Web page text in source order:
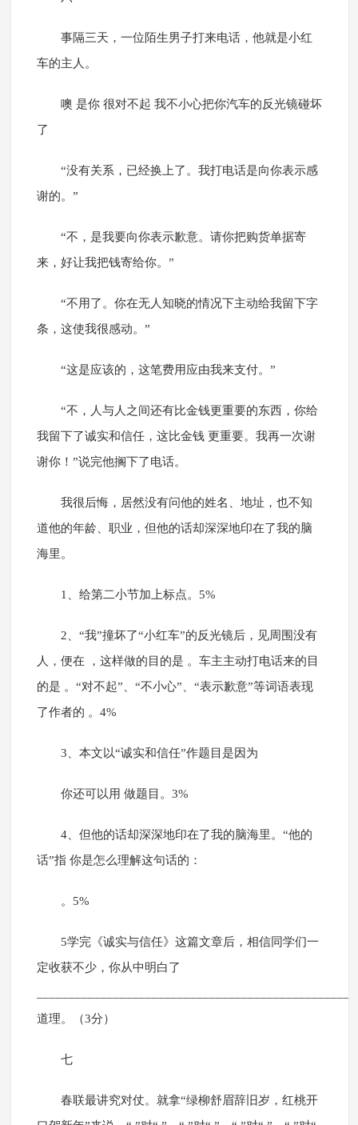
事隔三天，一位陌生男子打来电话，他就是小红
车的主人。
噢 是你 很对不起 我不小心把你汽车的反光镜碰坏
了
“没有关系，已经换上了。我打电话是向你表示感
谢的。”
“不，是我要向你表示歉意。请你把购货单据寄
来，好让我把钱寄给你。”
“不用了。你在无人知晓的情况下主动给我留下字
条，这使我很感动。”
“这是应该的，这笔费用应由我来支付。”
“不，人与人之间还有比金钱更重要的东西，你给
我留下了诚实和信任，这比金钱 更重要。我再一次谢
谢你！”说完他搁下了电话。
我很后悔，居然没有问他的姓名、地址，也不知
道他的年龄、职业，但他的话却深深地印在了我的脑
海里。
1、给第二小节加上标点。5%
2、“我”撞坏了“小红车”的反光镜后，见周围没有
人，便在 ，这样做的目的是 。车主主动打电话来的目
的是 。“对不起”、“不小心”、“表示歉意”等词语表现
了作者的 。4%
3、本文以“诚实和信任”作题目是因为
你还可以用 做题目。3%
4、但他的话却深深地印在了我的脑海里。“他的
话”指 你是怎么理解这句话的：
。5%
5学完《诚实与信任》这篇文章后，相信同学们一
定收获不少，你从中明白了
道理。（3分）
七
春联最讲究对仗。就拿“绿柳舒眉辞旧岁，红桃开